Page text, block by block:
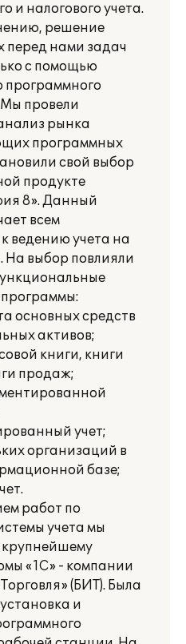
и налогового учета.
решение
перед нами задач
с помощью
программного
провели
рынка
программных
свой выбор
продукте
8». Данный
всем
ведению учета на
На выбор повлияли
основных средств
активов;
книги, книги
продаж;
учет;
организаций в
базе;
работ по
учета мы
крупнейшему
«1С» - компании
(БИТ). Была
и